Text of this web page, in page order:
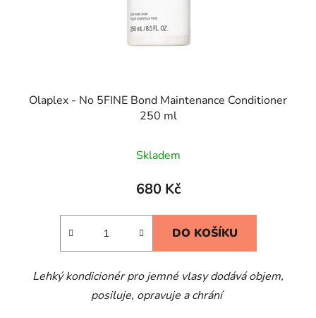
Olaplex - No 5FINE Bond Maintenance Conditioner
250 ml
Skladem
680 Kč
DO KOŠÍKU
Lehký kondicionér pro jemné vlasy dodává objem,
posiluje, opravuje a chrání